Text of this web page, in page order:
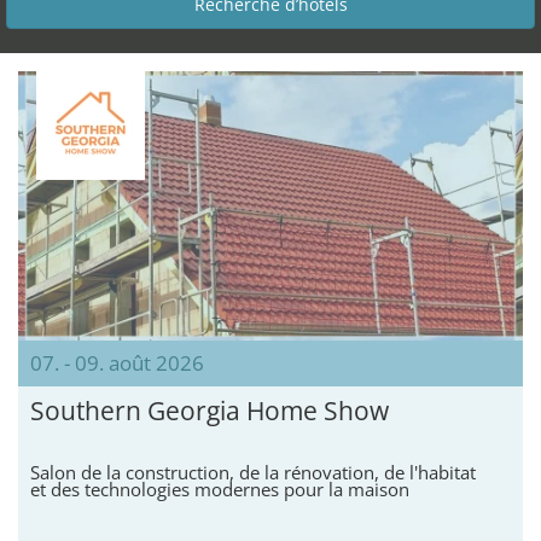
07. - 09. août 2026
Southern Georgia Home Show
Salon de la construction, de la rénovation, de l'habitat
et des technologies modernes pour la maison